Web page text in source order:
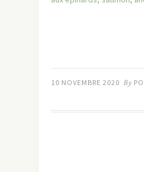
10 NOVEMBRE 2020 By